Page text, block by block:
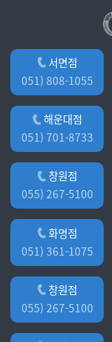
서면점
051) 808-1055
해운대점
051) 701-8733
창원점
055) 267-5100
화명점
051) 361-1075
창원점
055) 267-5100